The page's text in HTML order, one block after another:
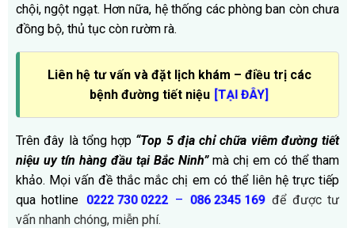
chội, ngột ngạt. Hơn nữa, hệ thống các phòng ban còn chưa
đồng bộ, thủ tục còn rườm rà.
Liên hệ tư vấn và đặt lịch khám – điều trị các
bệnh đường tiết niệu [TẠI ĐÂY]
Trên đây là tổng hợp “Top 5 địa chỉ chữa viêm đường tiết
niệu uy tín hàng đầu tại Bắc Ninh”mà chị em có thể tham
khảo. Mọi vấn đề thắc mắc chị em có thể liên hệ trực tiếp
qua hotline
0222 730 0222 – 086 2345 169 để được tư
vấn nhanh chóng, miễn phí.